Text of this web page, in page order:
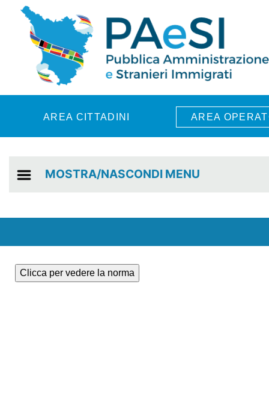
Skip to main content
AREA CITTADINI AREA
MOSTRA/NASCONDI MENU
Clicca per vedere la norma